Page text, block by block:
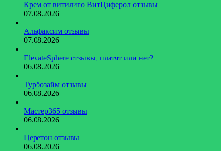
Крем от витилиго ВитЦиферол отзывы
07.08.2026
Альфаксим отзывы
07.08.2026
ElevateSphere отзывы, платят или нет?
06.08.2026
Турбозайм отзывы
06.08.2026
Мастер365 отзывы
06.08.2026
Церетон отзывы
06.08.2026